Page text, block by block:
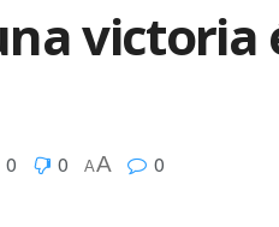
victoria
0 0 AA 0